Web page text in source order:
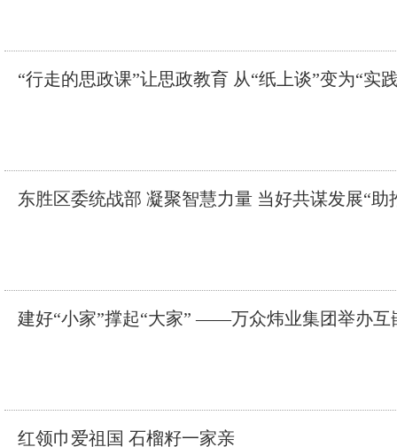
“行走的思政课”让思政教育 从“纸上谈”变为“实
东胜区委统战部 凝聚智慧力量 当好共谋发展“助
建好“小家”撑起“大家” ——万众炜业集团举办互
红领巾爱祖国 石榴籽一家亲